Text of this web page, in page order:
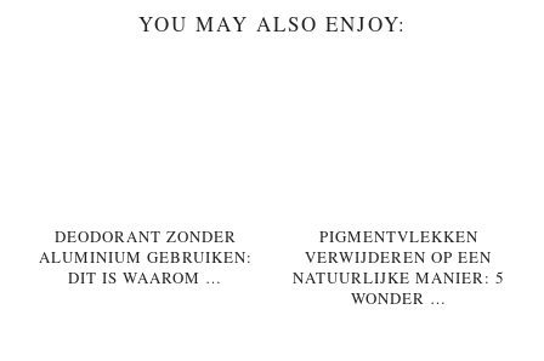
YOU MAY ALSO ENJOY:
DEODORANT ZONDER
ALUMINIUM GEBRUIKEN:
DIT IS WAAROM …
PIGMENTVLEKKEN
VERWIJDEREN OP EEN
NATUURLIJKE MANIER: 5
WONDER …